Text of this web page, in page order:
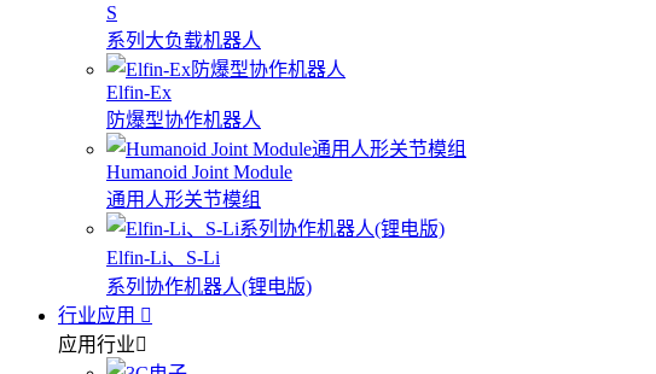
S
系列大负载机器人
Elfin-Ex
防爆型协作机器人
Humanoid Joint Module
通用人形关节模组
Elfin-Li、S-Li
系列协作机器人(锂电版)
行业应用
应用行业